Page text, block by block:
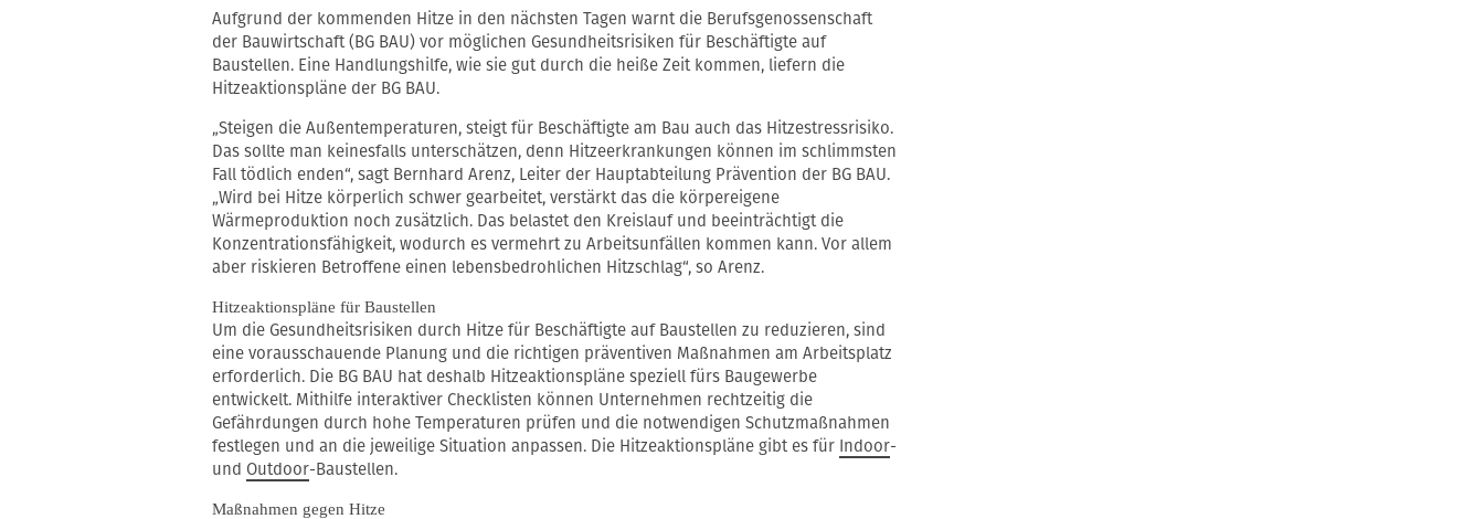
Aufgrund der kommenden Hitze in den nächsten Tagen warnt die Berufsgenossenschaft
der Bauwirtschaft (BG BAU) vor möglichen Gesundheitsrisiken für Beschäftigte auf
Baustellen. Eine Handlungshilfe, wie sie gut durch die heiße Zeit kommen, liefern die
Hitzeaktionspläne der BG BAU.
„Steigen die Außentemperaturen, steigt für Beschäftigte am Bau auch das Hitzestressrisiko.
Das sollte man keinesfalls unterschätzen, denn Hitzeerkrankungen können im schlimmsten
Fall tödlich enden“, sagt Bernhard Arenz, Leiter der Hauptabteilung Prävention der BG BAU.
„Wird bei Hitze körperlich schwer gearbeitet, verstärkt das die körpereigene
Wärmeproduktion noch zusätzlich. Das belastet den Kreislauf und beeinträchtigt die
Konzentrationsfähigkeit, wodurch es vermehrt zu Arbeitsunfällen kommen kann. Vor allem
aber riskieren Betroffene einen lebensbedrohlichen Hitzschlag“, so Arenz.
Hitzeaktionspläne für Baustellen
Um die Gesundheitsrisiken durch Hitze für Beschäftigte auf Baustellen zu reduzieren, sind
eine vorausschauende Planung und die richtigen präventiven Maßnahmen am Arbeitsplatz
erforderlich. Die BG BAU hat deshalb Hitzeaktionspläne speziell fürs Baugewerbe
entwickelt. Mithilfe interaktiver Checklisten können Unternehmen rechtzeitig die
Gefährdungen durch hohe Temperaturen prüfen und die notwendigen Schutzmaßnahmen
festlegen und an die jeweilige Situation anpassen. Die Hitzeaktionspläne gibt es für Indoor-
und Outdoor-Baustellen.
Maßnahmen gegen Hitze